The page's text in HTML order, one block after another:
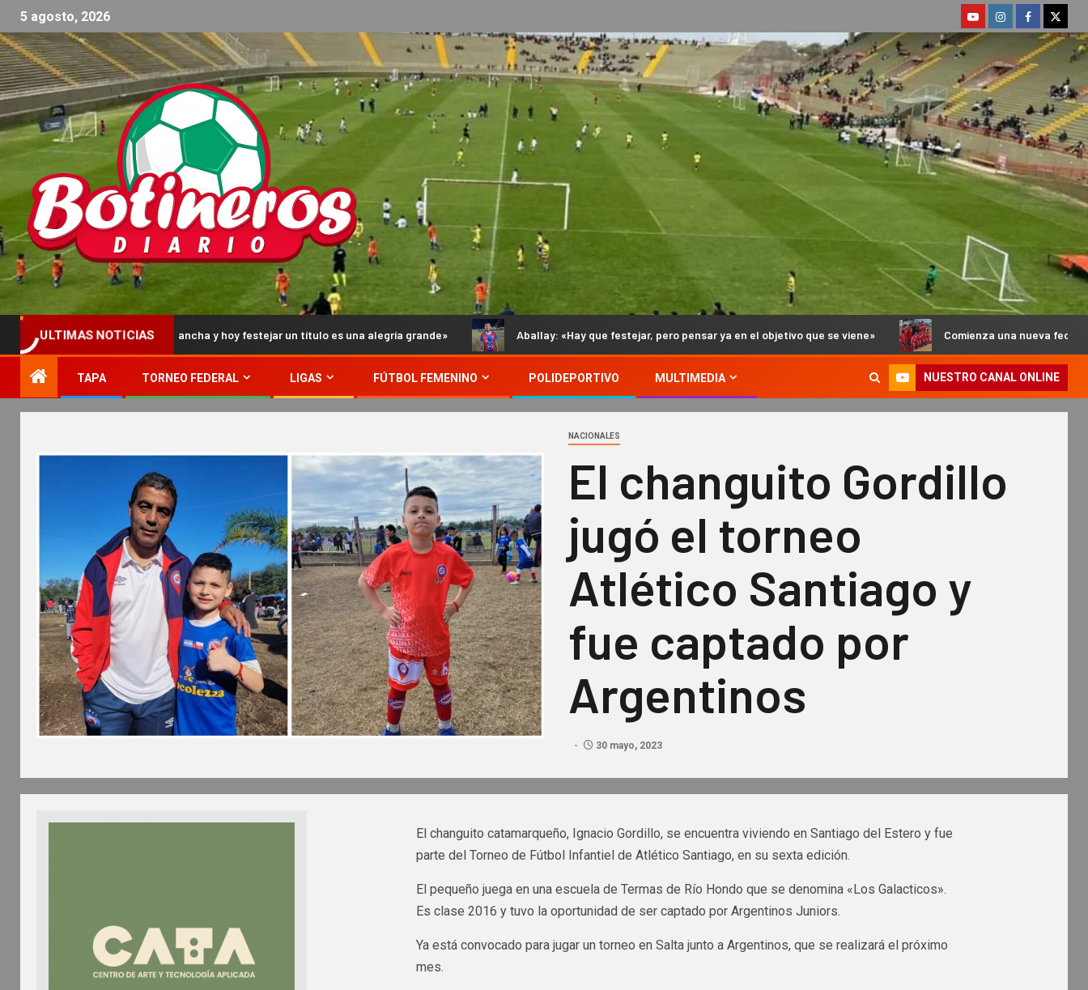
5 agosto, 2026
ULTIMAS NOTICIAS
a pisar una cancha y hoy festejar un título es una alegría grande» Aballay: «Hay que festejar, pero pensar ya en el objetivo que se viene» Comienza una nueva fecha del Torneo Anual
TAPA TORNEO FEDERAL LIGAS FÚTBOL FEMENINO POLIDEPORTIVO MULTIMEDIA NUESTRO CANAL ONLINE
NACIONALES
El changuito Gordillo
jugó el torneo
Atlético Santiago y
fue captado por
Argentinos
30 mayo, 2023
El changuito catamarqueño, Ignacio Gordillo, se encuentra viviendo en Santiago del Estero y fue
parte del Torneo de Fútbol Infantiel de Atlético Santiago, en su sexta edición.
El pequeño juega en una escuela de Termas de Río Hondo que se denomina «Los Galacticos».
Es clase 2016 y tuvo la oportunidad de ser captado por Argentinos Juniors.
Ya está convocado para jugar un torneo en Salta junto a Argentinos, que se realizará el próximo
mes.